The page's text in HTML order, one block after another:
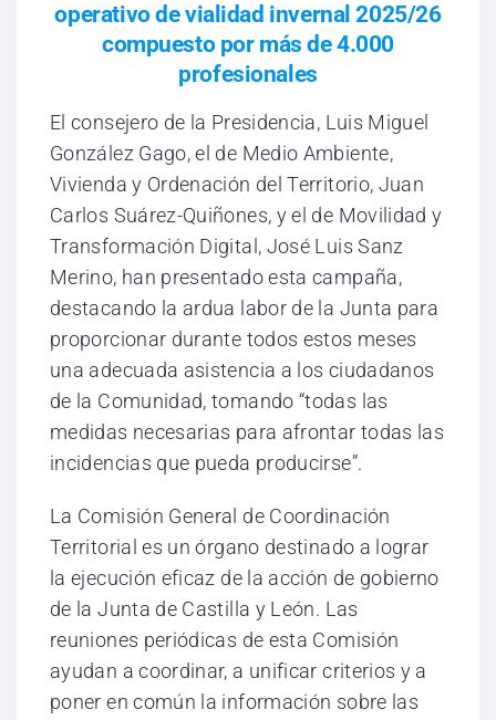
operativo de vialidad invernal 2025/26
compuesto por más de 4.000
profesionales
El consejero de la Presidencia, Luis Miguel
González Gago, el de Medio Ambiente,
Vivienda y Ordenación del Territorio, Juan
Carlos Suárez-Quiñones, y el de Movilidad y
Transformación Digital, José Luis Sanz
Merino, han presentado esta campaña,
destacando la ardua labor de la Junta para
proporcionar durante todos estos meses
una adecuada asistencia a los ciudadanos
de la Comunidad, tomando “todas las
medidas necesarias para afrontar todas las
incidencias que pueda producirse”.
La Comisión General de Coordinación
Territorial es un órgano destinado a lograr
la ejecución eficaz de la acción de gobierno
de la Junta de Castilla y León. Las
reuniones periódicas de esta Comisión
ayudan a coordinar, a unificar criterios y a
poner en común la información sobre las